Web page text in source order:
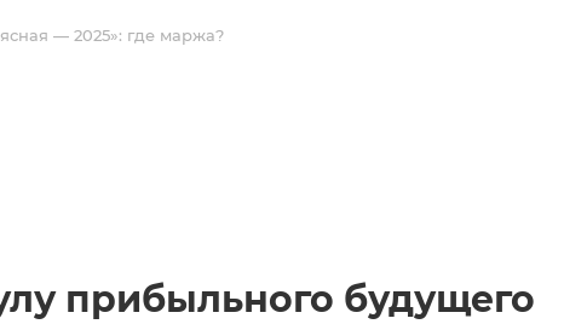
— 2025»: где маржа?
прибыльного будущего